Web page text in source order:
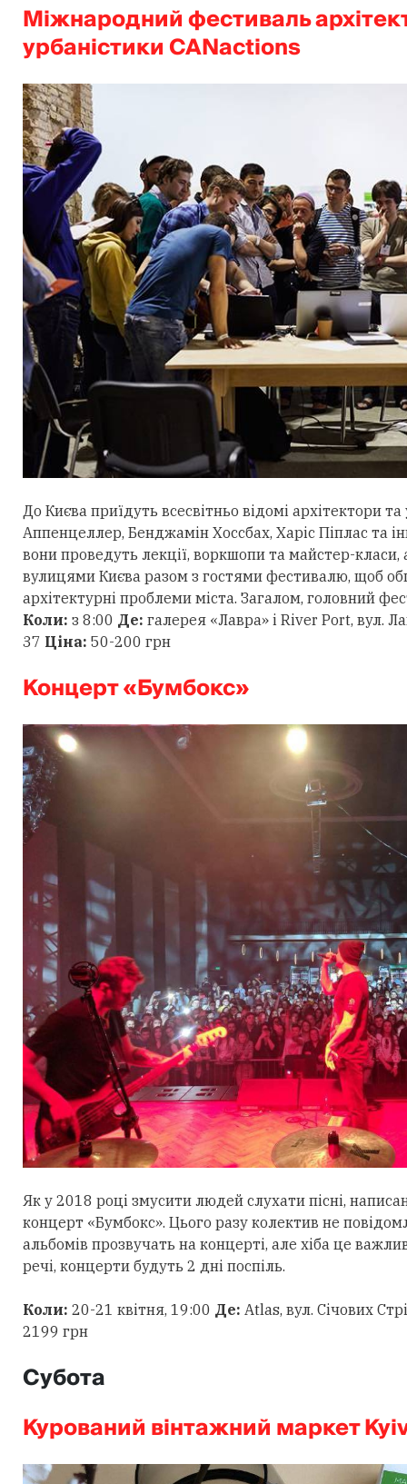
Міжнародний фестиваль
урбаністики CANactions
До Києва приїдуть всесвітньо відомі архітектори
Аппенцеллер, Бенджамін Хоссбах, Харіс Піплас та
вони проведуть лекції, воркшопи та майстер-
вулицями Києва разом з гостями фестивалю, щоб
архітектурні проблеми міста. Загалом, головний
Коли: з 8:00 Де: галерея «Лавра» і River Port, вул.
37 Ціна: 50-200 грн
Концерт «Бумбокс»
Як у 2018 році змусити людей слухати пісні,
концерт «Бумбокс». Цього разу колектив не
альбомів прозвучать на концерті, але хіба це
речі, концерти будуть 2 дні поспіль.
Коли: 20-21 квітня, 19:00 Де: Atlas, вул. Січових
2199 грн
Субота
Курований вінтажний маркет